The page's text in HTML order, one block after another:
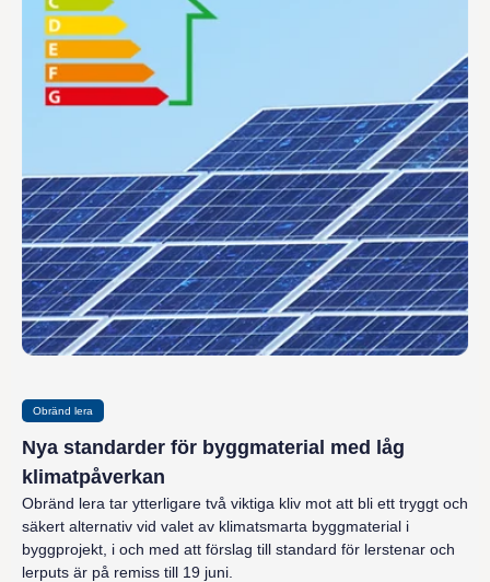
Obränd lera
Nya standarder för byggmaterial med låg
klimatpåverkan
Obränd lera tar ytterligare två viktiga kliv mot att bli ett tryggt och
säkert alternativ vid valet av klimatsmarta byggmaterial i
byggprojekt, i och med att förslag till standard för lerstenar och
lerputs är på remiss till 19 juni.